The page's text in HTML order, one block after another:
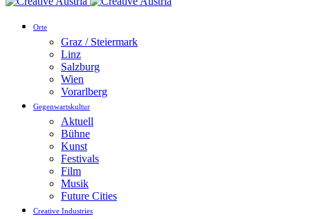
Orte
Graz / Steiermark
Linz
Salzburg
Wien
Vorarlberg
Gegenwartskultur
Aktuell
Bühne
Kunst
Festivals
Film
Musik
Future Cities
Creative Industries